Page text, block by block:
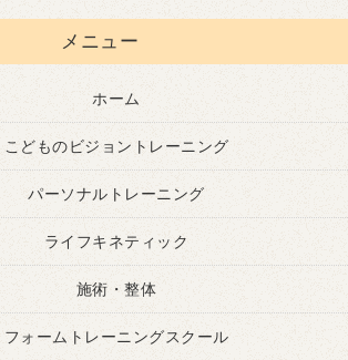
メニュー
ホーム
こどものビジョントレーニング
パーソナルトレーニング
ライフキネティック
施術・整体
フォームトレーニングスクール